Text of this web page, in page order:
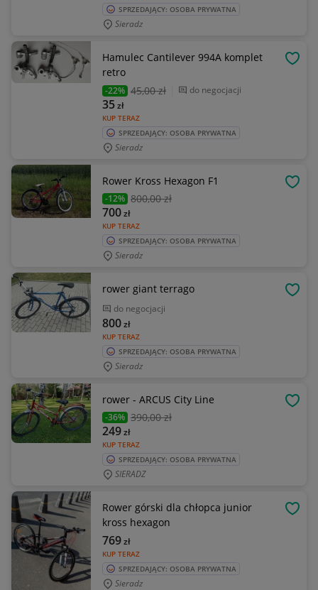
SPRZEDAJĄCY: OSOBA PRYWATNA
Sieradz
Hamulec Cantilever 994A komplet
retro
-22% 45,00 zł do negocjacji
KUP TERAZ
35zł
SPRZEDAJĄCY: OSOBA PRYWATNA
Sieradz
Rower Kross Hexagon F1
-12% 800,00 zł
KUP TERAZ
700zł
SPRZEDAJĄCY: OSOBA PRYWATNA
Sieradz
rower giant terrago
do negocjacji
KUP TERAZ
800zł
SPRZEDAJĄCY: OSOBA PRYWATNA
Sieradz
rower - ARCUS City Line
-36% 390,00 zł
KUP TERAZ
249zł
SPRZEDAJĄCY: OSOBA PRYWATNA
SIERADZ
Rower górski dla chłopca junior
kross hexagon
KUP TERAZ
769zł
SPRZEDAJĄCY: OSOBA PRYWATNA
Sieradz